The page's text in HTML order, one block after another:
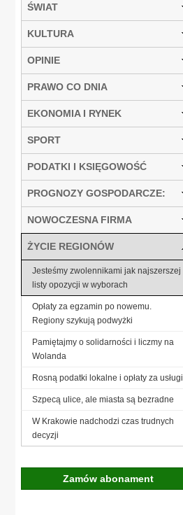
ŚWIAT
KULTURA
OPINIE
PRAWO CO DNIA
EKONOMIA I RYNEK
SPORT
PODATKI I KSIĘGOWOŚĆ
PROGNOZY GOSPODARCZE:
NOWOCZESNA FIRMA
ŻYCIE REGIONÓW
Jesteśmy zwolennikami jak najszerszej
listy opozycji w wyborach
Opłaty za egzamin po nowemu.
Regiony szykują podwyżki
Pamiętajmy o solidarności i liczmy na
Wolanda
Rosną podatki lokalne i opłaty za usługi
Szpecą ulice, ale miasta są bezradne
W Krakowie nadchodzi czas trudnych
decyzji
Zamów abonament